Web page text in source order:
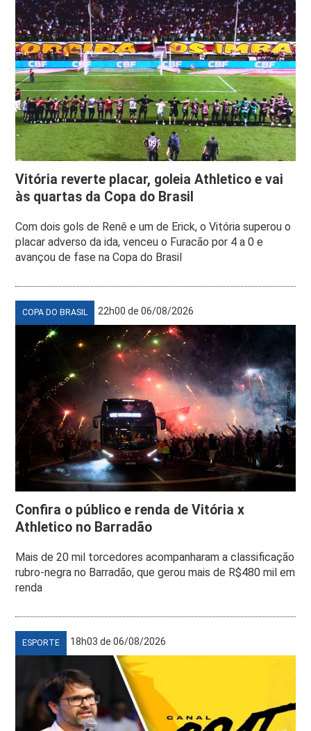
Vitória reverte placar, goleia Athletico e vai
às quartas da Copa do Brasil
Com dois gols de Renê e um de Erick, o Vitória superou o
placar adverso da ida, venceu o Furacão por 4 a 0 e
avançou de fase na Copa do Brasil
COPA DO BRASIL 22h00 de 06/08/2026
Confira o público e renda de Vitória x
Athletico no Barradão
Mais de 20 mil torcedores acompanharam a classificação
rubro-negra no Barradão, que gerou mais de R$480 mil em
renda
ESPORTE 18h03 de 06/08/2026